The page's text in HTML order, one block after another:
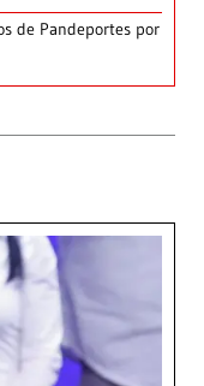
de Pandeportes por